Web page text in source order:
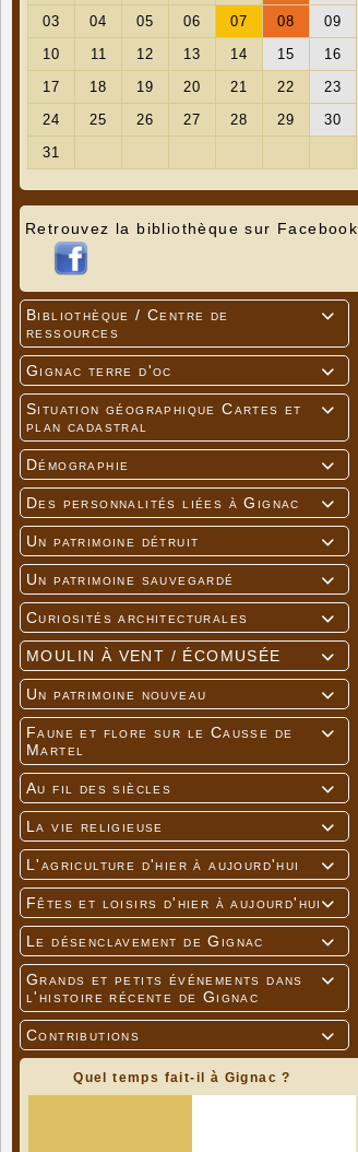
Retrouvez la bibliothèque sur Facebook

Bibliothèque / Centre de
ressources

Gignac terre d'oc

Situation géographique Cartes et
plan cadastral

Démographie

Des personnalités liées à Gignac

Un patrimoine détruit

Un patrimoine sauvegardé

Curiosités architecturales

MOULIN À VENT / ÉCOMUSÉE

Un patrimoine nouveau

Faune et flore sur le Causse de
Martel

Au fil des siècles

La vie religieuse

L'agriculture d'hier à aujourd'hui

Fêtes et loisirs d'hier à aujourd'hui

Le désenclavement de Gignac

Grands et petits événements dans
l'histoire récente de Gignac

Contributions
Quel temps fait-il à Gignac ?